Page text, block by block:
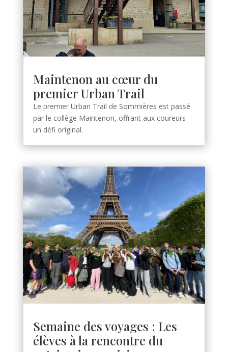
Maintenon au cœur du
premier Urban Trail
Le premier Urban Trail de Sommières est passé
par le collège Maintenon, offrant aux coureurs
un défi original.
Semaine des voyages : Les
élèves à la rencontre du